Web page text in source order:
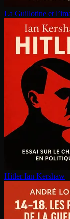
La Guillotine et
Hitler Ian Kershaw